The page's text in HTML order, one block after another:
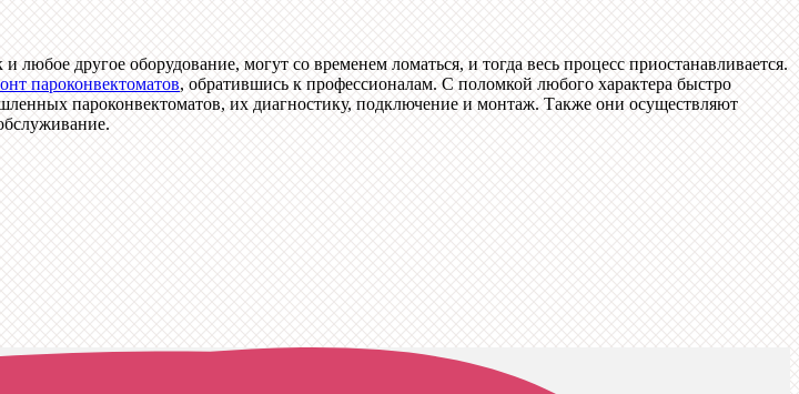
другое оборудование, могут со временем ломаться, и тогда весь процесс приостанавливается.
пароконвектоматов, обратившись к профессионалам. С поломкой любого характера быстро
пароконвектоматов, их диагностику, подключение и монтаж. Также они осуществляют